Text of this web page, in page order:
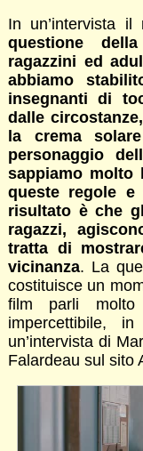
In un’intervista
questione
ragazzini ed
abbiamo
insegnanti di
dalle
la crema
personaggio
sappiamo molto
queste regole
risultato è che
ragazzi,
tratta di
vicinanza. La
costituisce un
film parli
impercettibile,
un’intervista di
Falardeau sul sito